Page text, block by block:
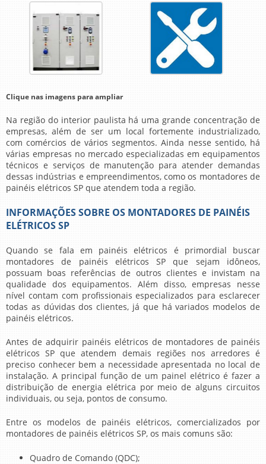
Clique nas imagens para ampliar
Na região do interior paulista há uma grande concentração de
empresas, além de ser um local fortemente industrializado,
com comércios de vários segmentos. Ainda nesse sentido, há
várias empresas no mercado especializadas em equipamentos
técnicos e serviços de manutenção para atender demandas
dessas indústrias e empreendimentos, como os montadores de
painéis elétricos SP que atendem toda a região.
INFORMAÇÕES SOBRE OS MONTADORES DE PAINÉIS
ELÉTRICOS SP
Quando se fala em painéis elétricos é primordial buscar
montadores de painéis elétricos SP que sejam idôneos,
possuam boas referências de outros clientes e invistam na
qualidade dos equipamentos. Além disso, empresas nesse
nível contam com profissionais especializados para esclarecer
todas as dúvidas dos clientes, já que há variados modelos de
painéis elétricos.
Antes de adquirir painéis elétricos de montadores de painéis
elétricos SP que atendem demais regiões nos arredores é
preciso conhecer bem a necessidade apresentada no local de
instalação. A principal função de um painel elétrico é fazer a
distribuição de energia elétrica por meio de alguns circuitos
individuais, ou seja, pontos de consumo.
Entre os modelos de painéis elétricos, comercializados por
montadores de painéis elétricos SP, os mais comuns são:
Quadro de Comando (QDC);